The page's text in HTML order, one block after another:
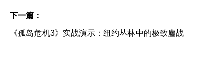
下一篇：
《孤岛危机3》实战演示：纽约丛林中的极致鏖战